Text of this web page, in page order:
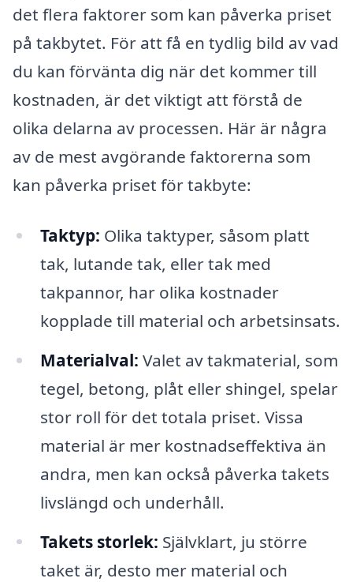
det flera faktorer som kan påverka priset
på takbytet. För att få en tydlig bild av vad
du kan förvänta dig när det kommer till
kostnaden, är det viktigt att förstå de
olika delarna av processen. Här är några
av de mest avgörande faktorerna som
kan påverka priset för takbyte:
Taktyp: Olika taktyper, såsom platt
tak, lutande tak, eller tak med
takpannor, har olika kostnader
kopplade till material och arbetsinsats.
Materialval: Valet av takmaterial, som
tegel, betong, plåt eller shingel, spelar
stor roll för det totala priset. Vissa
material är mer kostnadseffektiva än
andra, men kan också påverka takets
livslängd och underhåll.
Takets storlek: Självklart, ju större
taket är, desto mer material och